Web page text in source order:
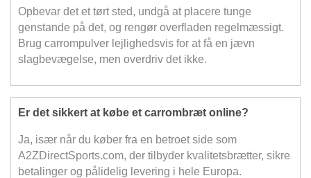
Opbevar det et tørt sted, undgå at placere tunge
genstande på det, og rengør overfladen regelmæssigt.
Brug carrompulver lejlighedsvis for at få en jævn
slagbevægelse, men overdriv det ikke.
Er det sikkert at købe et carrombræt online?
Ja, især når du køber fra en betroet side som
A2ZDirectSports.com, der tilbyder kvalitetsbrætter, sikre
betalinger og pålidelig levering i hele Europa.